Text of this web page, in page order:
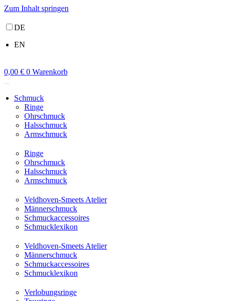
Zum Inhalt springen
DE
EN
0,00 € 0 Warenkorb
Schmuck
Ringe
Ohrschmuck
Halsschmuck
Armschmuck
Ringe
Ohrschmuck
Halsschmuck
Armschmuck
Veldhoven-Smeets Atelier
Männerschmuck
Schmuckaccessoires
Schmucklexikon
Veldhoven-Smeets Atelier
Männerschmuck
Schmuckaccessoires
Schmucklexikon
Verlobungsringe